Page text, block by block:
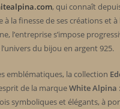
, qui connaît
à la finesse de ses créations et
l’entreprise s’impose
du bijou en argent 925.
emblématiques, la collection
de la marqueWhite Alpina
symboliques et élégants, à